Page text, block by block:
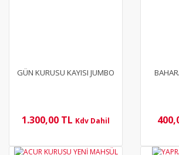
GÜN KURUSU KAYISI JUMBO
1.300,00 TL Kdv Dahil